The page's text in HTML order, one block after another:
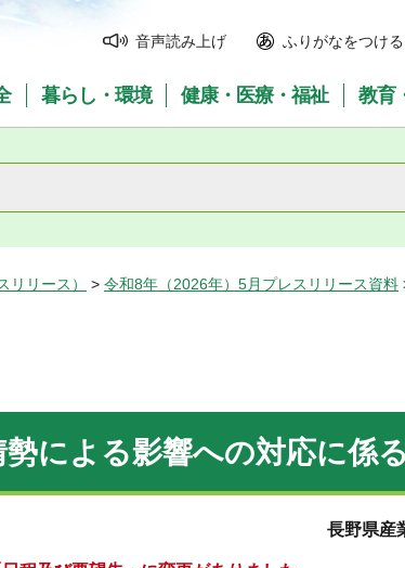
音声読み上げ ふりがなをつける
暮らし・環境 健康・医療・福祉 教育
リリース） > 令和8年（2026年）5月プレスリリース資料
勢による影響への対応に係
長野県産